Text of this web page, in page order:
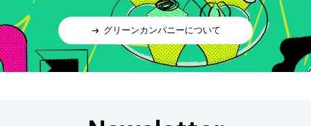
グリーンカンパニーについて